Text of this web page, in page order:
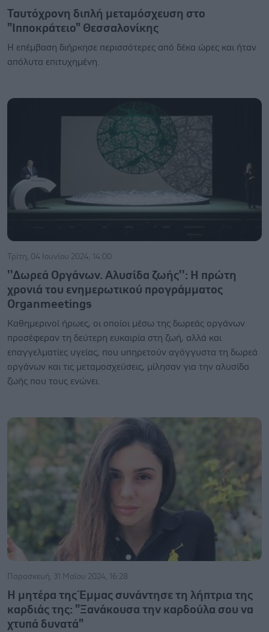
Ταυτόχρονη διπλή μεταμόσχευση στο
"Ιπποκράτειο" Θεσσαλονίκης
Η επέμβαση διήρκησε περισσότερες από δέκα ώρες και ήταν
απόλυτα επιτυχημένη.
Τρίτη, 04 Ιουνίου 2024, 14:00
''Δωρεά Οργάνων. Αλυσίδα ζωής'': H πρώτη
χρονιά του ενημερωτικού προγράμματος
Organmeetings
Καθημερινοί ήρωες, οι οποίοι μέσω της δωρεάς οργάνων
προσέφεραν τη δεύτερη ευκαιρία στη ζωή, αλλά και
επαγγελματίες υγείας, που υπηρετούν αγόγγυστα τη δωρεά
οργάνων και τις μεταμοσχεύσεις, μίλησαν για την αλυσίδα
ζωής που τους ενώνει.
Παρασκευή, 31 Μαΐου 2024, 16:28
Η μητέρα της Έμμας συνάντησε τη λήπτρια της
καρδιάς της: "Ξανάκουσα την καρδούλα σου να
χτυπά δυνατά"